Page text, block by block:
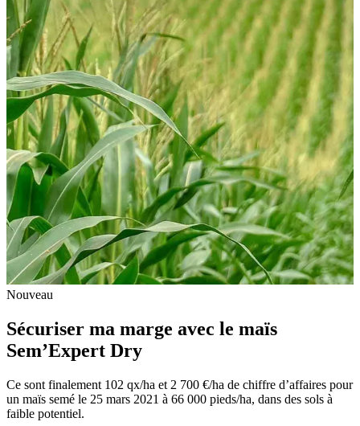
Nouveau
Sécuriser ma marge avec le maïs
Sem’Expert Dry
Ce sont finalement 102 qx/ha et 2 700 €/ha de chiffre d’affaires pour
un maïs semé le 25 mars 2021 à 66 000 pieds/ha, dans des sols à
faible potentiel.